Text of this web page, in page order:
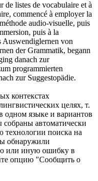
de listes de vocabulaire et à
commencé à employer la
audio-visuelle, puis
puis à la
Auswendiglernen von
der Grammatik, begann
danach zur
programmierten
zur Suggestopädie.
контекстах
целях, т.
одном языке и вариантов
собраны автоматически
поиска на
обнаружили
или иную ошибку в
опцию "Сообщить о